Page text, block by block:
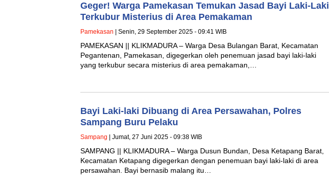
Geger! Warga Pamekasan Temukan Jasad Bayi Laki-Laki
Terkubur Misterius di Area Pemakaman
Pamekasan | Senin, 29 September 2025 - 09:41 WIB
PAMEKASAN || KLIKMADURA – Warga Desa Bulangan Barat, Kecamatan
Pegantenan, Pamekasan, digegerkan oleh penemuan jasad bayi laki-laki
yang terkubur secara misterius di area pemakaman,…
Bayi Laki-laki Dibuang di Area Persawahan, Polres
Sampang Buru Pelaku
Sampang | Jumat, 27 Juni 2025 - 09:38 WIB
SAMPANG || KLIKMADURA – Warga Dusun Bundan, Desa Ketapang Barat,
Kecamatan Ketapang digegerkan dengan penemuan bayi laki-laki di area
persawahan. Bayi bernasib malang itu…